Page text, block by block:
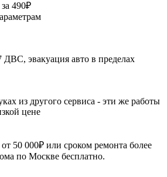
490₽
эвакуация авто в пределах
из другого сервиса - эти же работы
цене
50 000₽ или сроком ремонта более
по Москве бесплатно.